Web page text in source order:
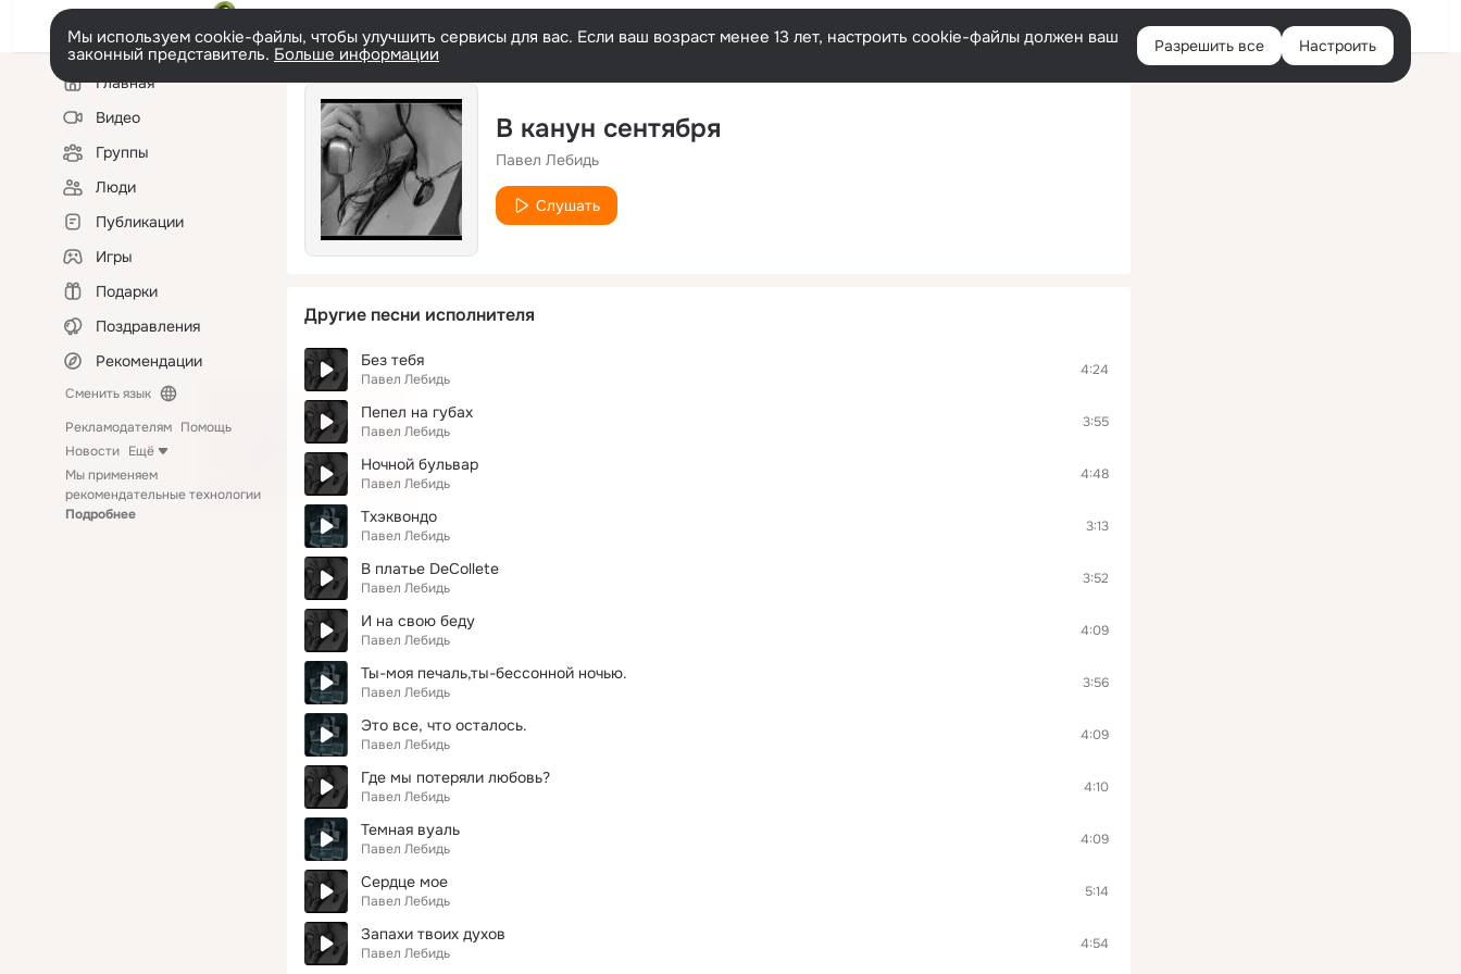
Войти
Мы используем cookie-файлы, чтобы улучшить сервисы для вас. Если ваш возраст менее 13 лет, настроить cookie-файлы должен ваш
законный представитель. Больше информации Разрешить все Настроить
Левая
колонкаГлавная
Видео
Группы
Люди
Публикации
Игры
Подарки
Поздравления
Рекомендации
Сменить язык
Рекламодателям Помощь
Новости Ещё
Мы применяем
рекомендательные технологии
Подробнее
В канун сентября
Павел Лебидь
Слушать
Другие песни исполнителя
Без тебя
Павел Лебидь
4:24
Пепел на губах
Павел Лебидь
3:55
Ночной бульвар
Павел Лебидь
4:48
Тхэквондо
Павел Лебидь
3:13
В платье DeCollete
Павел Лебидь
3:52
И на свою беду
Павел Лебидь
4:09
Ты-моя печаль,ты-бессонной ночью.
Павел Лебидь
3:56
Это все, что осталось.
Павел Лебидь
4:09
Где мы потеряли любовь?
Павел Лебидь
4:10
Темная вуаль
Павел Лебидь
4:09
Сердце мое
Павел Лебидь
5:14
Запахи твоих духов
Павел Лебидь
4:54